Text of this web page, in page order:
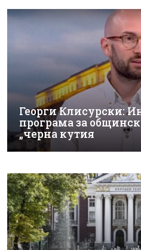
Георги Клисурски:
програма за
„черна кутия